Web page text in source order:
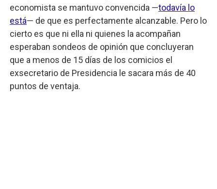
economista se mantuvo convencida —todavía lo
está— de que es perfectamente alcanzable. Pero lo
cierto es que ni ella ni quienes la acompañan
esperaban sondeos de opinión que concluyeran
que a menos de 15 días de los comicios el
exsecretario de Presidencia le sacara más de 40
puntos de ventaja.